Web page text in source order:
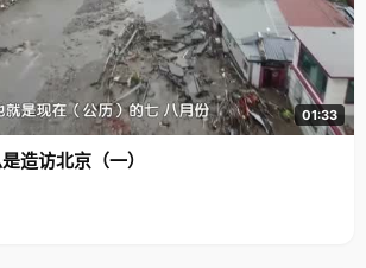
01:33
造访北京（一）